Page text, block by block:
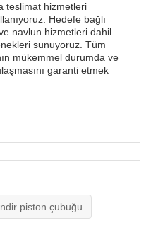
teslimat hizmetleri
Hedefe bağlı
navlun hizmetleri dahil
sunuyoruz. Tüm
mükemmel durumda ve
garanti etmek
piston çubuğu